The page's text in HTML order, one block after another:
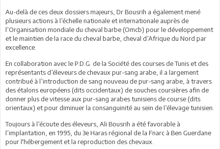
Au-delà de ces deux dossiers majeurs, Dr Bousrih a également mené
plusieurs actions à l’échelle nationale et internationale auprès de
l’Organisation mondiale du cheval barbe (Omcb) pour le développement
et le maintien de la race du cheval barbe, cheval d’Afrique du Nord par
excellence.
En collaboration avec le P.D.G. de la Société des courses de Tunis et des
représentants d’éleveurs de chevaux pur-sang arabe, il a largement
contribué à l’introduction de sang nouveau de pur-sang arabe, à travers
des étalons européens (dits occidentaux) de souches coursières afin de
donner plus de vitesse aux pur-sang arabes tunisiens de course (dits
orientaux) et pour diminuer la consanguinité au sein de l’élevage tunisien.
Toujours à l’écoute des éleveurs, Ali Bousrih a été favorable à
l’implantation, en 1995, du 3e Haras régional de la Fnarc à Ben Guerdane
pour l'hébergement et la reproduction des chevaux.